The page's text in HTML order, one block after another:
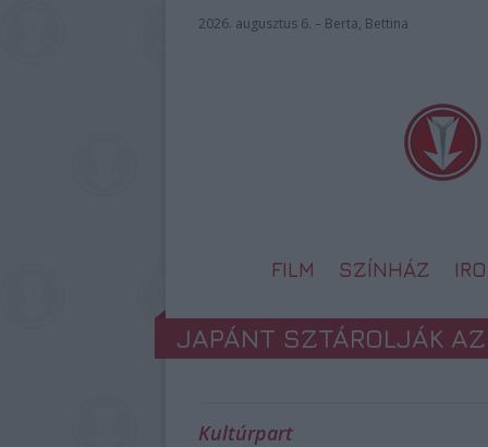
2026. augusztus 6. – Berta, Bettina
FILM SZÍNHÁZ
JAPÁNT SZTÁROLJÁK AZ
Kultúrpart